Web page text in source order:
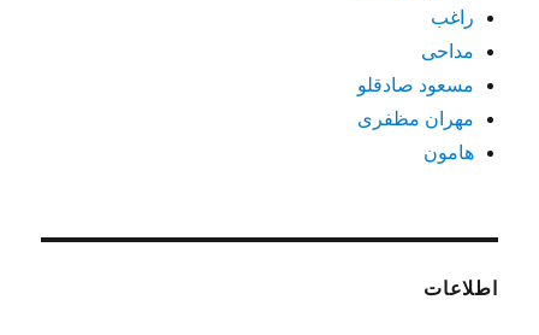
راغب
مداحی
مسعود صادقلو
مهران مظفری
هامون
اطلاعات